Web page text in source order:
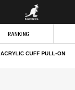
RANKING
ACRYLIC CUFF PULL-ON